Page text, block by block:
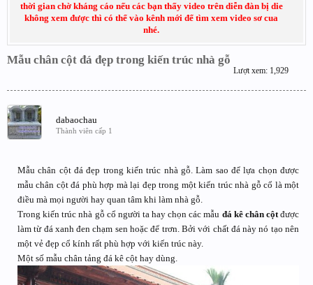
thời gian chờ kháng cáo nếu các bạn thấy video trên diễn đàn bị die
không xem được thì có thể vào kênh mới để tìm xem video sơ cua
nhé.
Mẫu chân cột đá đẹp trong kiến trúc nhà gỗ
Lượt xem: 1,929
dabaochau
Thành viên cấp 1
Mẫu chân cột đá đẹp trong kiến trúc nhà gỗ. Làm sao để lựa chọn được
mẫu chân cột đá phù hợp mà lại đẹp trong một kiến trúc nhà gỗ cổ là một
điều mà mọi người hay quan tâm khi làm nhà gỗ.
Trong kiến trúc nhà gỗ cổ người ta hay chọn các mẫu đá kê chân cộtđược
làm từ đá xanh đen chạm sen hoặc để trơn. Bởi với chất đá này nó tạo nên
một vẻ đẹp cổ kính rất phù hợp với kiến trúc này.
Một số mẫu chân tảng đá kê cột hay dùng.